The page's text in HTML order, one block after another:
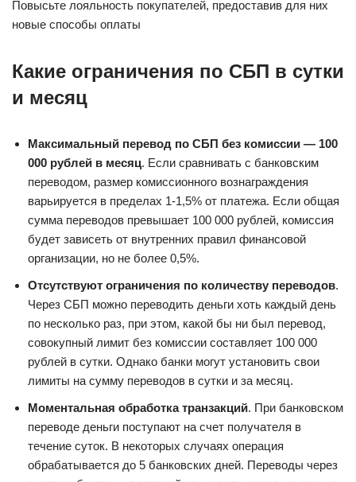
Повысьте лояльность покупателей, предоставив для них
новые способы оплаты
Какие ограничения по СБП в сутки
и месяц
Максимальный перевод по СБП без комиссии — 100
000 рублей в месяц. Если сравнивать с банковским
переводом, размер комиссионного вознаграждения
варьируется в пределах 1-1,5% от платежа. Если общая
сумма переводов превышает 100 000 рублей, комиссия
будет зависеть от внутренних правил финансовой
организации, но не более 0,5%.
Отсутствуют ограничения по количеству переводов.
Через СБП можно переводить деньги хоть каждый день
по несколько раз, при этом, какой бы ни был перевод,
совокупный лимит без комиссии составляет 100 000
рублей в сутки. Однако банки могут установить свои
лимиты на сумму переводов в сутки и за месяц.
Моментальная обработка транзакций. При банковском
переводе деньги поступают на счет получателя в
течение суток. В некоторых случаях операция
обрабатывается до 5 банковских дней. Переводы через